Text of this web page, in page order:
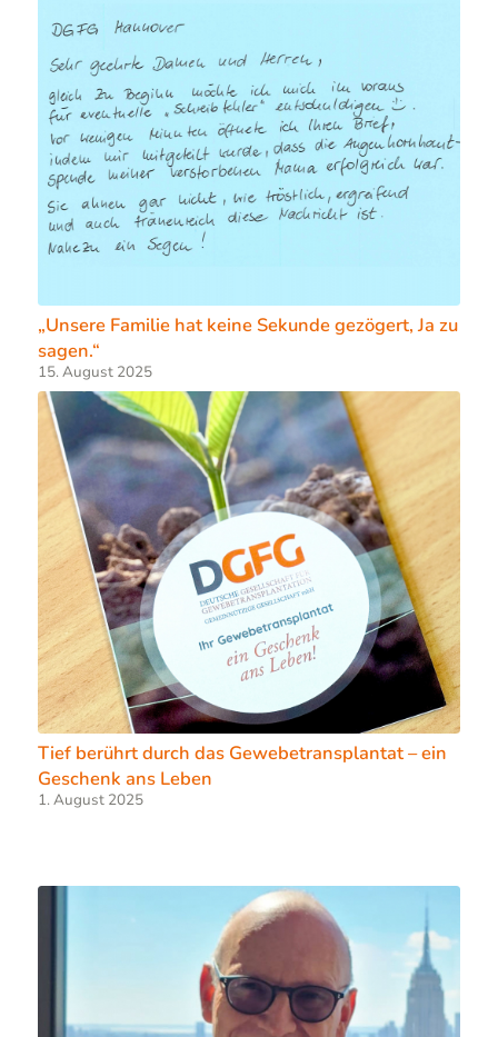
„Unsere Familie hat keine Sekunde gezögert, Ja zu
sagen.“
15. August 2025
Tief berührt durch das Gewebetransplantat – ein
Geschenk ans Leben
1. August 2025